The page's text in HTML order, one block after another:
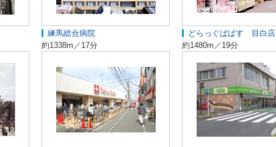
練馬総合病院
約1338m／17分
どらっぐぱぱす 目白店
約1480m／19分